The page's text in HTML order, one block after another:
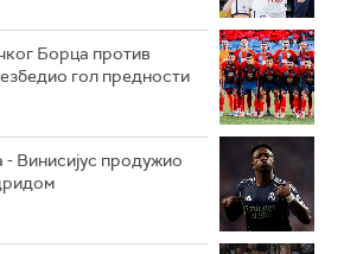
Борца против
гол предности
Винисијус продужио